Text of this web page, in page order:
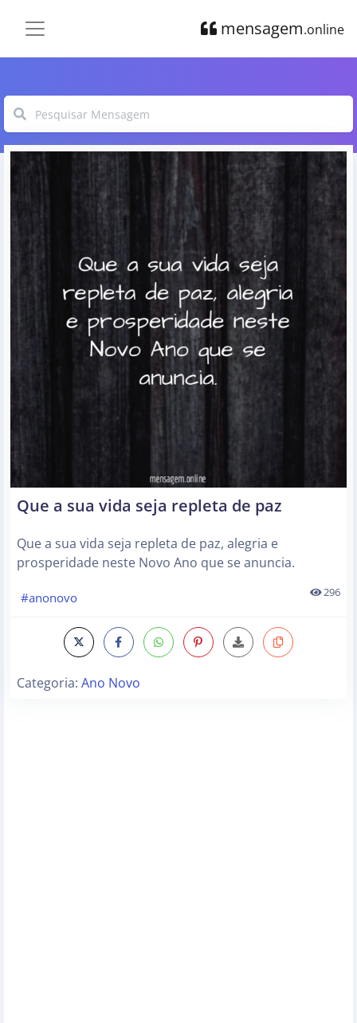
mensagem.online
Que a sua vida seja repleta de paz
Que a sua vida seja repleta de paz, alegria e
prosperidade neste Novo Ano que se anuncia.
#anonovo 296
Categoria: Ano Novo